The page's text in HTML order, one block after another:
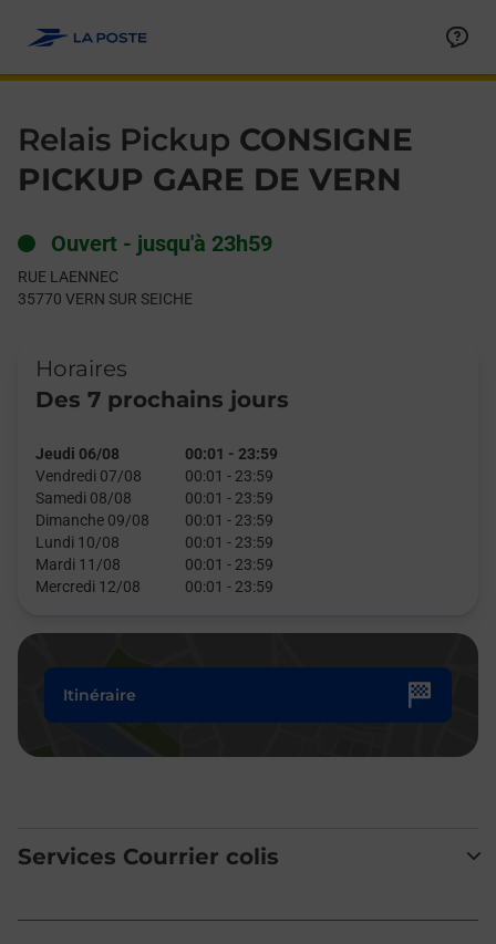
Relais Pickup CONSIGNE
PICKUP GARE DE VERN
Ouvert - jusqu'à 23h59
RUE LAENNEC
35770 VERN SUR SEICHE
Horaires
Des 7 prochains jours
Jeudi 06/08 00:01 - 23:59
Vendredi 07/08
00:01 - 23:59
Samedi 08/08
00:01 - 23:59
Dimanche 09/08
00:01 - 23:59
Lundi 10/08
00:01 - 23:59
Mardi 11/08
00:01 - 23:59
Mercredi 12/08
00:01 - 23:59
Itinéraire
Services Courrier colis